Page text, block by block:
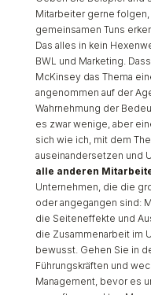
Management, bevor es
unsanft gewecktes
schnellen
So aber können Sie fast
ich sagen: Es ist
Perspektive meiner
und der Unternehmen
ergeben sich immer
Herausforderungen.
lehrreiche Einsichten.
erscheinen.
Kommentar
Du musstangemeldet